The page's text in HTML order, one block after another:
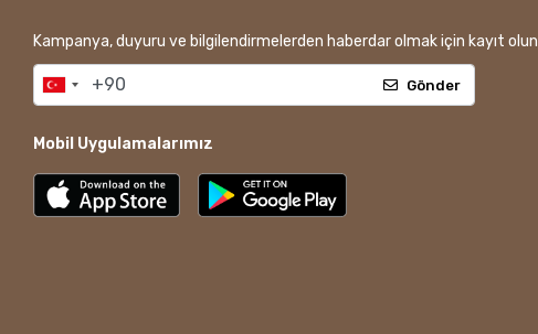
Kampanya, duyuru ve bilgilendirmelerden haberdar olmak için kayıt
Gönder
Mobil Uygulamalarımız